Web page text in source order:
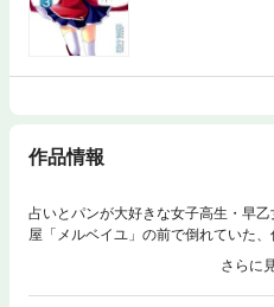
作品情報
占いとパンが大好きな女子高生・早
屋「メルベイユ」の前で倒れていた
にあった運命の人と信じ込んで一緒
に…。商店街「ぷらもーる桃屋敷」
リス・ドール」の看板娘・品川亜梨